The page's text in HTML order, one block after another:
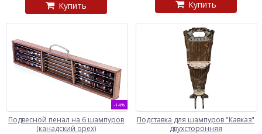
Купить Купить
-14%
Подвесной пенал на 6 шампуров
(канадский орех)
Подставка для шампуров "Кавказ"
двухсторонняя